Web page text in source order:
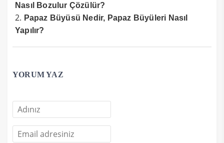
Nasıl Bozulur Çözülür?
Papaz Büyüsü Nedir, Papaz Büyüleri Nasıl
Yapılır?
YORUM YAZ